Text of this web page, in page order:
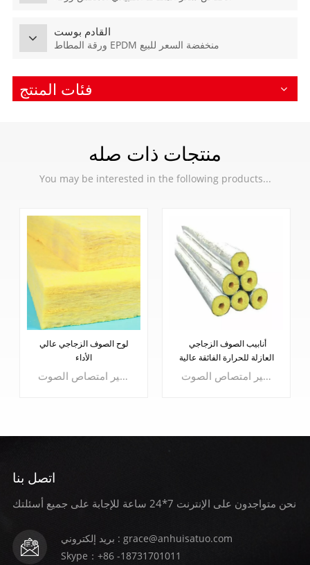
القادم بوست
ورقة المطاط EPDM منخفضة السعر للبيع
فئات المنتج
منتجات ذات صله
You may be interested in the following products...
لوح الصوف الزجاجي عالي
الأداء
منتج الصوف الزجاجي هو نوع من الألياف الرقيقة، والمواد العازلة ذات الموصلية الحرارية المنخفضة، والهيكل الخاص يحدد ذلك أنابيب الصوف الزجاجي يمكن أن يكون جيدًا جدًا يحبس الهواء، بحيث لا يتدفق، ويضع حدًا لنقل الحرارة بالحمل الحراري للهواء، ولكن يمكن أيضًا أن يقلل بسرعة من انتقال الصوت، وذلك للحرارة وتأثير امتصاص الصوت.
العازلة للحرارة الفائقة عالية
الجودة
منتج الصوف الزجاجي هو نوع من الألياف الرقيقة، والمواد العازلة ذات الموصلية الحرارية المنخفضة، والهيكل الخاص يحدد ذلك أنابيب الصوف الزجاجي يمكن أن يكون جيدًا جدًا يحبس الهواء، بحيث لا يتدفق، ويضع حدًا لنقل الحرارة بالحمل الحراري للهواء، ولكن يمكن أيضًا أن يقلل بسرعة من انتقال الصوت، وذلك للحرارة وتأثير امتصاص الصوت.
اتصل بنا
نحن متواجدون على الإنترنت 7*24 ساعة للإجابة على جميع أسئلتك
بريد إلكتروني : grace@anhuisatuo.com
Skype：+86 -18731701011